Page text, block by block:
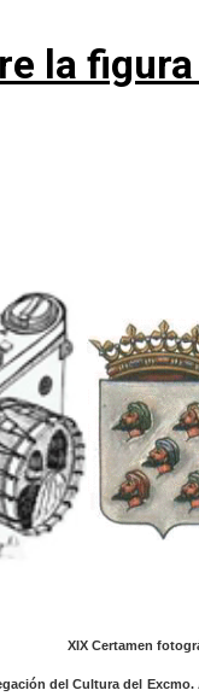
la
XIX Certamen
del Cultura del